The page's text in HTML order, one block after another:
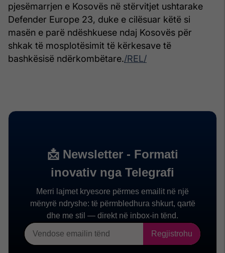
pjesëmarrjen e Kosovës në stërvitjet ushtarake
Defender Europe 23, duke e cilësuar këtë si
masën e parë ndëshkuese ndaj Kosovës për
shkak të mosplotësimit të kërkesave të
bashkësisë ndërkombëtare./REL/